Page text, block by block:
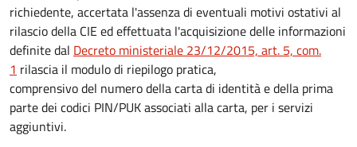
richiedente, accertata l'assenza di eventuali motivi ostativi al
rilascio della CIE ed effettuata l'acquisizione delle informazioni
definite dal Decreto ministeriale 23/12/2015, art. 5, com.
1 rilascia il modulo di riepilogo pratica,
comprensivo del numero della carta di identità e della prima
parte dei codici PIN/PUK associati alla carta, per i servizi
aggiuntivi.